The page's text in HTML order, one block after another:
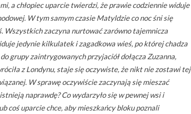
a chłopiec uparcie twierdzi, że prawie codziennie widuje
W tym samym czasie Matyldzie co noc śni się
Wszystkich zaczyna nurtować zarówno tajemnicza
jedynie kilkulatek i zagadkowa wieś, po której chadza
grupy zaintrygowanych przyjaciół dołącza Zuzanna,
z Londynu, staje się oczywiste, że nikt nie zostawi tej
W sprawę oczywiście zaczynają się mieszać
naprawdę? Co wydarzyło się w pewnej wsi i
coś uparcie chce, aby mieszkańcy bloku poznali